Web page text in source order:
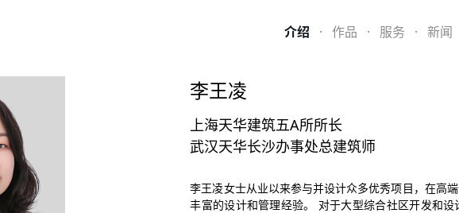
介绍 · 作品 · 服务 · 新闻
李王凌
上海天华建筑五A所所长
武汉天华长沙办事处总建筑师
李王凌女士从业以来参与并设计众多优秀项目，在高
丰富的设计和管理经验。 对于大型综合社区开发和